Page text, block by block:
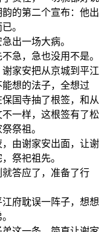
的第二个宣布：他出
。
出一场大病。
急，急也没用不是。
家安把从京城到平江
想的法子，全想过
国寺抽了根签，和从
一样，这根签有了松
祭祖。
由谢家安出面，让谢
祭祀祖先。
答应了，准备了行
府耽误一阵子，想想